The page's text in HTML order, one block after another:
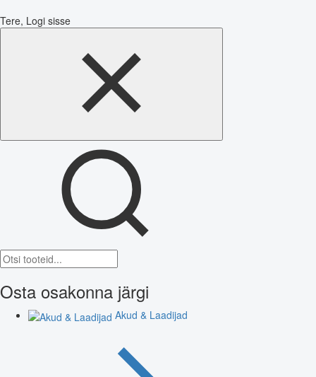
Tere, Logi sisse
Osta osakonna järgi
Akud & Laadijad